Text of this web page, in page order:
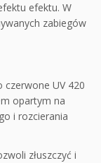
efektu. W
zabiegów
czerwone UV 420
opartym na
i rozcierania
złuszczyć i